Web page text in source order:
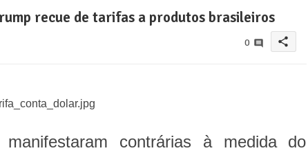
recue de tarifas a produtos brasileiros
0 share
contrárias à medida do